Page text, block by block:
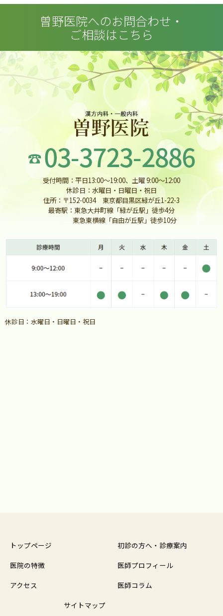
曽野医院へのお問合わせ・
ご相談はこちら
受付時間：平日13:00〜19:00、土曜 9:00〜12:00
休診日：水曜日・日曜日・祝日
住所：〒152-0034 東京都目黒区緑が丘1-22-3
最寄駅：東急大井町線「緑が丘駅」徒歩4分
東急東横線「自由が丘駅」徒歩10分
休診日：水曜日・日曜日・祝日
トップページ
初診の方へ・診療案内
医院の特徴
医師プロフィール
アクセス
医師コラム
サイトマップ